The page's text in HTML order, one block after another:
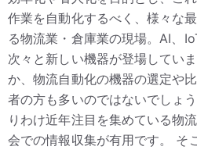
作業を自動化するべく、様々な
る物流業・倉庫業の現場。AI、
次々と新しい機器が登場してい
か、物流自動化の機器の選定や
者の方も多いのではないでしょ
りわけ近年注目を集めている物
会での情報収集が有用です。 そ